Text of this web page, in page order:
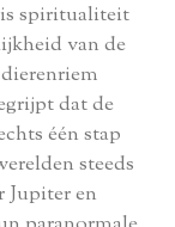
spiritualiteit
van de
dat de
één stap
steeds
Jupiter en